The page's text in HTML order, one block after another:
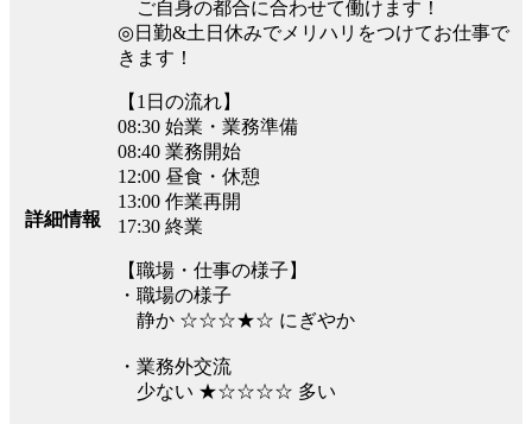
詳細情報
ご自身の都合に合わせて働けます！
◎日勤&土日休みでメリハリをつけてお仕事で
きます！
【1日の流れ】
08:30 始業・業務準備
08:40 業務開始
12:00 昼食・休憩
13:00 作業再開
17:30 終業
【職場・仕事の様子】
・職場の様子
静か ☆☆☆★☆ にぎやか
・業務外交流
少ない ★☆☆☆☆ 多い